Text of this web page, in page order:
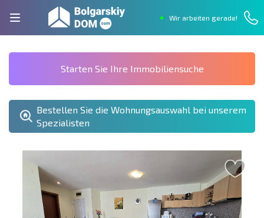
Wir arbeiten gerade!
Starten Sie Ihre Immobiliensuche
Bestellen Sie die Wohnungsauswahl bei unserem
Spezialisten